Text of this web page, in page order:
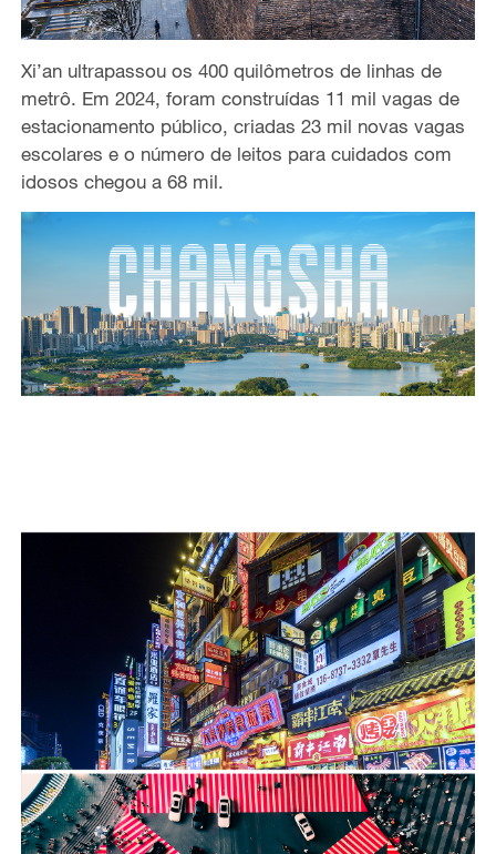
Xi’an ultrapassou os 400 quilômetros de linhas de
metrô. Em 2024, foram construídas 11 mil vagas de
estacionamento público, criadas 23 mil novas vagas
escolares e o número de leitos para cuidados com
idosos chegou a 68 mil.